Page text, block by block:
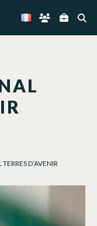
D’AVENIR